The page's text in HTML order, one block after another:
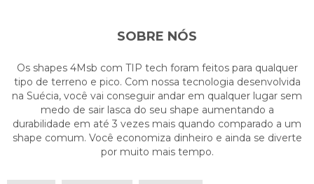
SOBRE NÓS
Os shapes 4Msb com TIP tech foram feitos para qualquer
tipo de terreno e pico. Com nossa tecnologia desenvolvida
na Suécia, você vai conseguir andar em qualquer lugar sem
medo de sair lasca do seu shape aumentando a
durabilidade em até 3 vezes mais quando comparado a um
shape comum. Você economiza dinheiro e ainda se diverte
por muito mais tempo.